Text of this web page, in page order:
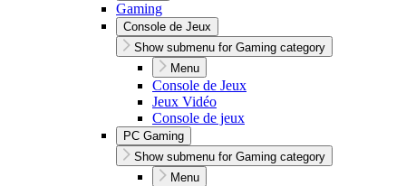
Gaming
Console de Jeux
Show submenu for Gaming category
Menu
Console de Jeux
Jeux Vidéo
Console de jeux
PC Gaming
Show submenu for Gaming category
Menu